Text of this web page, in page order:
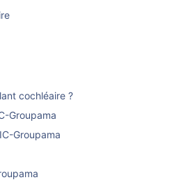
cochléaire ?
Groupama
Groupama